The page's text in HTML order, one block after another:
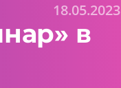
18.05.2023
в